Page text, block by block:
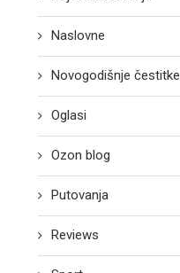
Naslovne
Novogodišnje čestitke
Oglasi
Ozon blog
Putovanja
Reviews